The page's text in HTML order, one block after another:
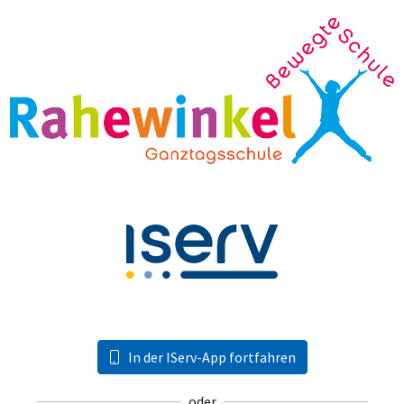
In der IServ-App fortfahren